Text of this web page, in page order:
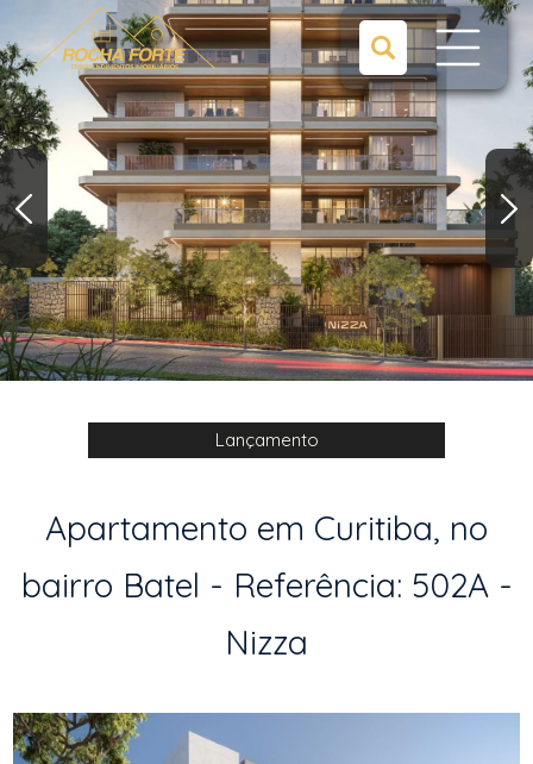
Lançamento
Apartamento em Curitiba, no
bairro Batel - Referência: 502A -
Nizza